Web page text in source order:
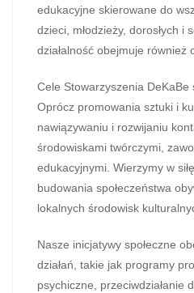
edukacyjne skierowane do
dzieci, młodzieży, dorosłych i
działalność obejmuje również
Cele Stowarzyszenia DeKaBe
Oprócz promowania sztuki i
nawiązywaniu i rozwijaniu
środowiskami twórczymi,
edukacyjnymi. Wierzymy w
budowania społeczeństwa
lokalnych środowisk
Nasze inicjatywy społeczne
działań, takie jak programy
psychiczne, przeciwdziałanie